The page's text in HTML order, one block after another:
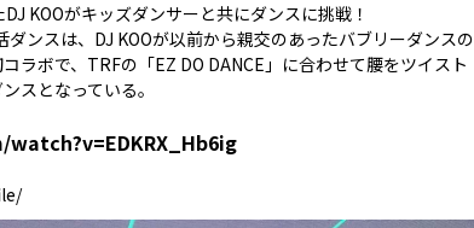
KOOがキッズダンサーと共にダンスに挑戦！
ダンスは、DJ KOOが以前から親交のあったバブリーダンスの
ラボで、TRFの「EZ DO DANCE」に合わせて腰をツイスト
スとなっている。